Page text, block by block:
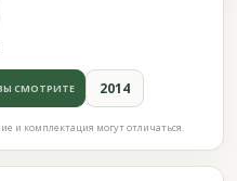
СМОТРИТЕ 2014
и комплектация могут отличаться.